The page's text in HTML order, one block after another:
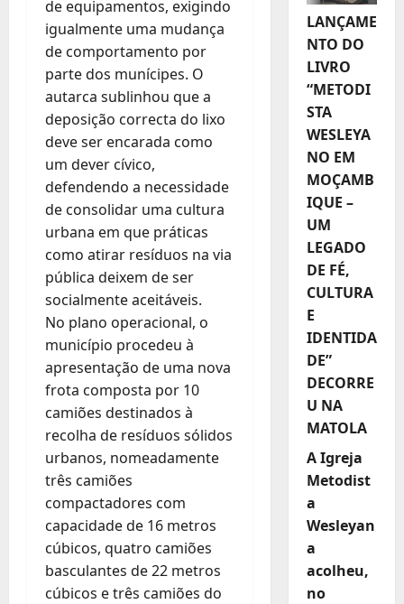
de equipamentos, exigindo
igualmente uma mudança
de comportamento por
parte dos munícipes. O
autarca sublinhou que a
deposição correcta do lixo
deve ser encarada como
um dever cívico,
defendendo a necessidade
de consolidar uma cultura
urbana em que práticas
como atirar resíduos na via
pública deixem de ser
socialmente aceitáveis.
No plano operacional, o
município procedeu à
apresentação de uma nova
frota composta por 10
camiões destinados à
recolha de resíduos sólidos
urbanos, nomeadamente
três camiões
compactadores com
capacidade de 16 metros
cúbicos, quatro camiões
basculantes de 22 metros
cúbicos e três camiões do
LANÇAME
NTO DO
LIVRO
“METODI
STA
WESLEYA
NO EM
MOÇAMB
IQUE –
UM
LEGADO
DE FÉ,
CULTURA
E
IDENTIDA
DE”
DECORRE
U NA
MATOLA
A Igreja
Metodist
a
Wesleyan
a
acolheu,
no